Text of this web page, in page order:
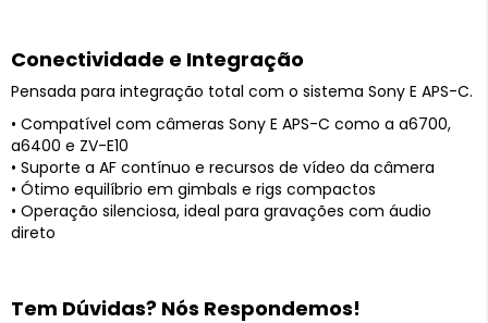
Conectividade e Integração
Pensada para integração total com o sistema Sony E APS-C.
• Compatível com câmeras Sony E APS-C como a a6700,
a6400 e ZV-E10
• Suporte a AF contínuo e recursos de vídeo da câmera
• Ótimo equilíbrio em gimbals e rigs compactos
• Operação silenciosa, ideal para gravações com áudio
direto
Tem Dúvidas? Nós Respondemos!